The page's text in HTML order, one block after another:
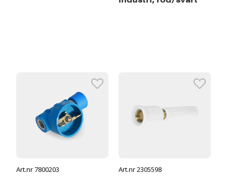
Art.nr 7800203 Art.nr 2305598